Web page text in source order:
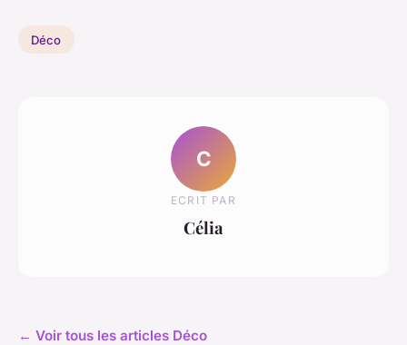
Déco
C
ECRIT PAR
Célia
← Voir tous les articles Déco